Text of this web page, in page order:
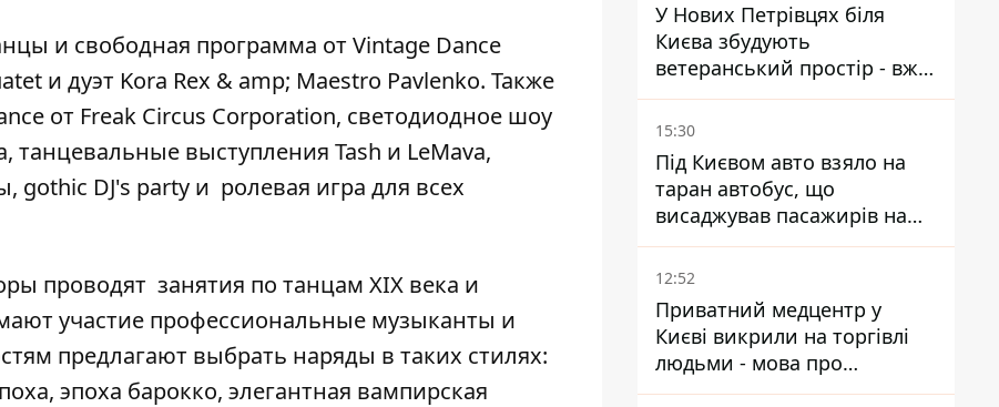
и свободная программа от Vintage Dance
и дуэт Kora Rex & amp; Maestro Pavlenko. Также
от Freak Circus Corporation, светодиодное шоу
танцевальные выступления Tash и LeMava,
gothic DJ's party и ролевая игра для всех
проводят занятия по танцам XIX века и
участие профессиональные музыканты и
предлагают выбрать наряды в таких стилях:
эпоха барокко, элегантная вампирская
У Нових Петрівцях біля
Києва збудують
ветеранський простір - вже
знайшли проєктанта
15:30
Під Києвом авто взяло на
таран автобус, що
висаджував пасажирів на
зупинці - пасажирка в
лікарні
12:52
Приватний медцентр у
Києві викрили на торгівлі
людьми - мова про
сурогатне материнство